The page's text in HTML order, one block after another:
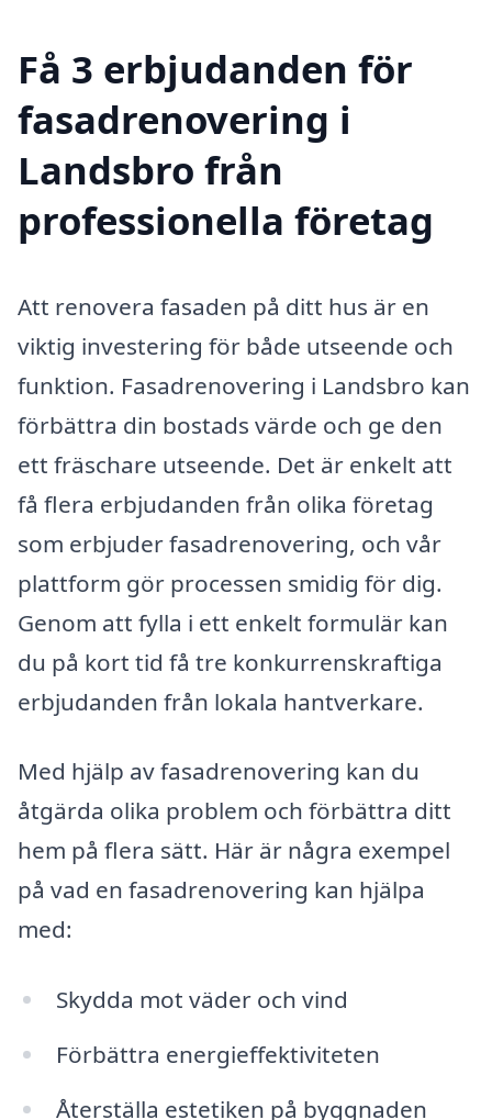
Få 3 erbjudanden för
fasadrenovering i
Landsbro från
professionella företag
Att renovera fasaden på ditt hus är en
viktig investering för både utseende och
funktion. Fasadrenovering i Landsbro kan
förbättra din bostads värde och ge den
ett fräschare utseende. Det är enkelt att
få flera erbjudanden från olika företag
som erbjuder fasadrenovering, och vår
plattform gör processen smidig för dig.
Genom att fylla i ett enkelt formulär kan
du på kort tid få tre konkurrenskraftiga
erbjudanden från lokala hantverkare.
Med hjälp av fasadrenovering kan du
åtgärda olika problem och förbättra ditt
hem på flera sätt. Här är några exempel
på vad en fasadrenovering kan hjälpa
med:
Skydda mot väder och vind
Förbättra energieffektiviteten
Återställa estetiken på byggnaden